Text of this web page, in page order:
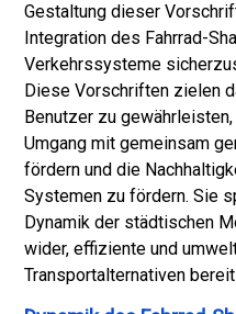
Gestaltung dieser
Integration des Fahrrad-
Verkehrssysteme
Diese Vorschriften zielen
Benutzer zu
Umgang mit gemeinsam
fördern und die
Systemen zu fördern. Sie
Dynamik der städtischen
wider, effiziente und
Transportalternativen